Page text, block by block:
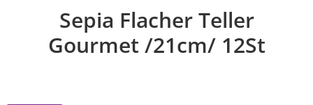
Sepia Flacher Teller
Gourmet /21cm/ 12St